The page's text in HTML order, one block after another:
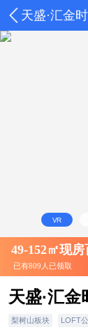
天盛·汇金
VR
详情
49-152㎡现
已有809人已领取
天盛·汇金
梨树山板块 LOFT